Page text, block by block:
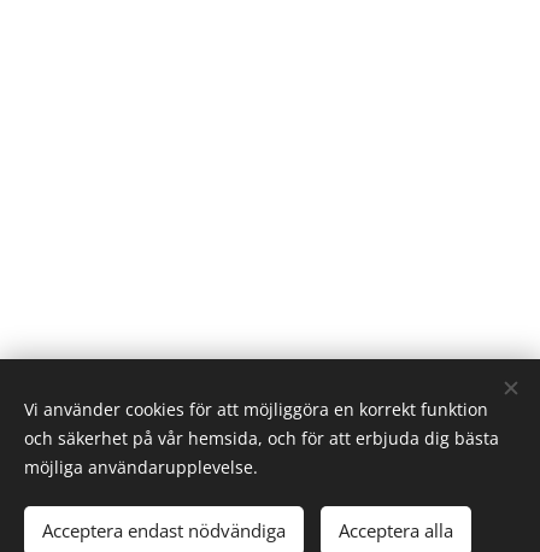
© Interiørbutikker.no
Cookies
Vi använder cookies för att möjliggöra en korrekt funktion
och säkerhet på vår hemsida, och för att erbjuda dig bästa
möjliga användarupplevelse.
Acceptera endast nödvändiga Acceptera alla